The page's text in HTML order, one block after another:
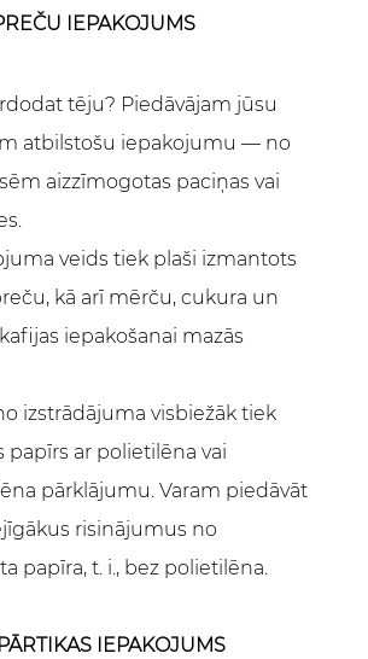
IEPAKOJUMS
tēju? Piedāvājam jūsu
atbilstošu iepakojumu — no
aizzīmogotas paciņas vai
veids tiek plaši izmantots
kā arī mērču, cukura un
iepakošanai mazās
izstrādājuma visbiežāk tiek
papīrs ar polietilēna vai
pārklājumu. Varam piedāvāt
risinājumus no
papīra, t. i., bez polietilēna.
IEPAKOJUMS